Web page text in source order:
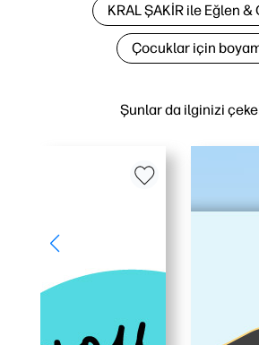
Şunlar da ilginizi
KRAL ŞAKİR ile Eğlen &
Çocuklar için